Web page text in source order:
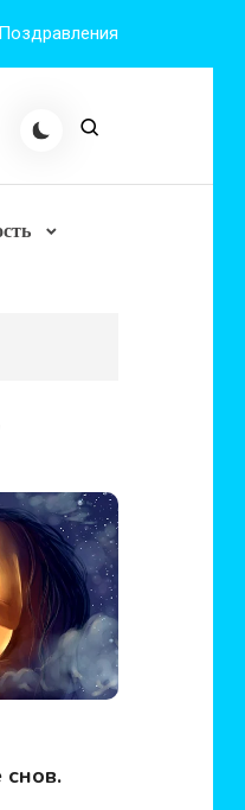
Поздравления